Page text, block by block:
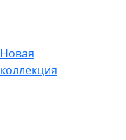
Новая
коллекция